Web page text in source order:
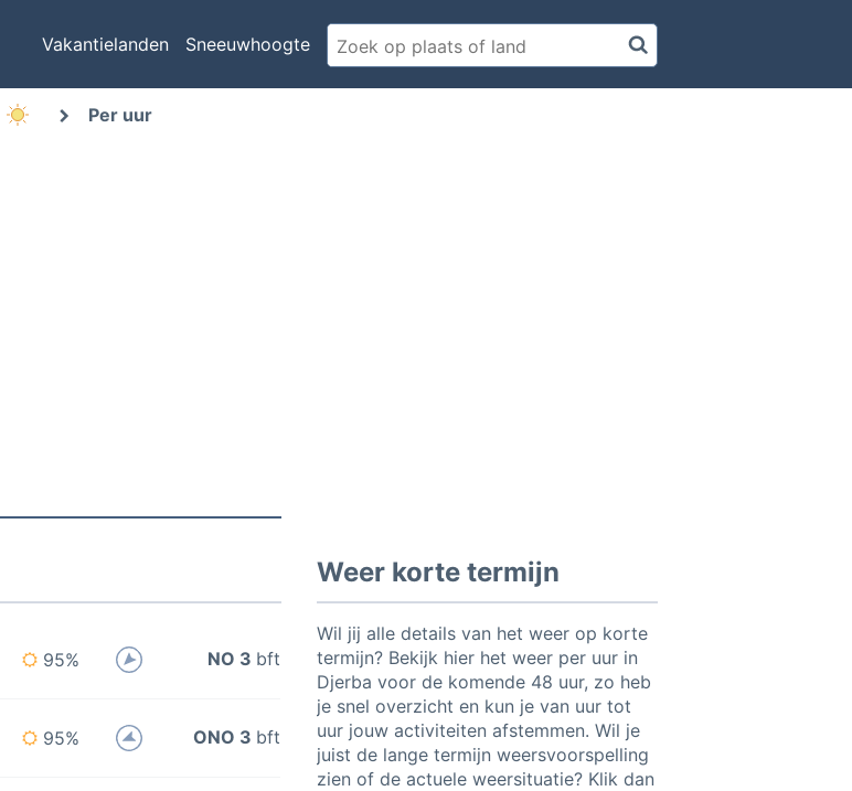
Vakantielanden Sneeuwhoogte
Per uur
95% NO 3 bft
95% ONO 3 bft
Weer korte termijn
Wil jij alle details van het weer op korte
termijn? Bekijk hier het weer per uur in
Djerba voor de komende 48 uur, zo heb
je snel overzicht en kun je van uur tot
uur jouw activiteiten afstemmen. Wil je
juist de lange termijn weersvoorspelling
zien of de actuele weersituatie? Klik dan